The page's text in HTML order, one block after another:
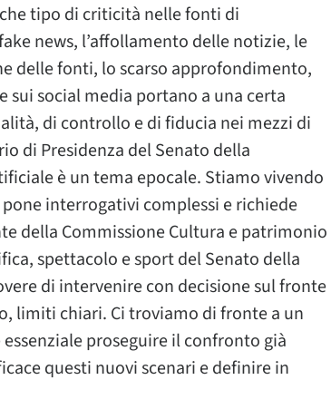
tipo di criticità nelle fonti di
news, l’affollamento delle notizie, le
delle fonti, lo scarso approfondimento,
sui social media portano a una certa
di controllo e di fiducia nei mezzi di
di Presidenza del Senato della
è un tema epocale. Stiamo vivendo
interrogativi complessi e richiede
della Commissione Cultura e patrimonio
spettacolo e sport del Senato della
di intervenire con decisione sul fronte
limiti chiari. Ci troviamo di fronte a un
proseguire il confronto già
questi nuovi scenari e definire in